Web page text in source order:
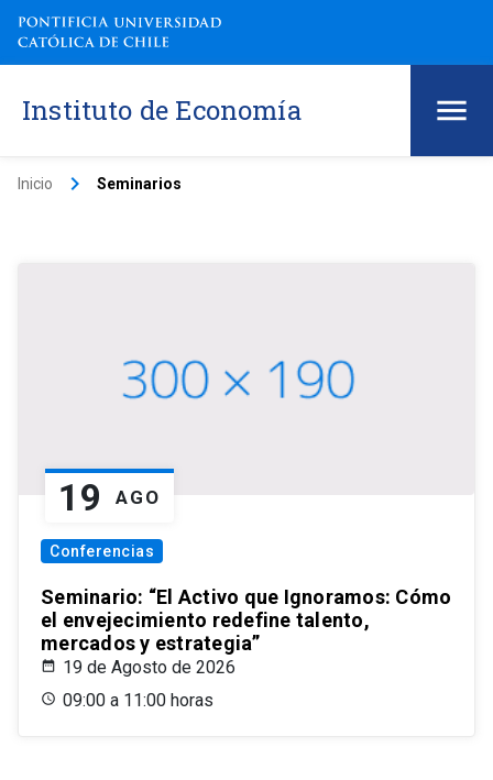
Instituto de Economía
Inicio keyboard_arrow_right Seminarios
19 AGO
Conferencias
Seminario: “El Activo que Ignoramos: Cómo
el envejecimiento redefine talento,
mercados y estrategia”
19 de Agosto de 2026
09:00 a 11:00 horas